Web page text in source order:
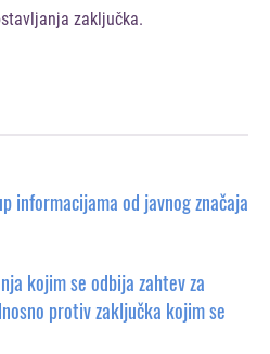
zaključka.
informacijama od javnog značaja
kojim se odbija zahtev za
protiv zaključka kojim se